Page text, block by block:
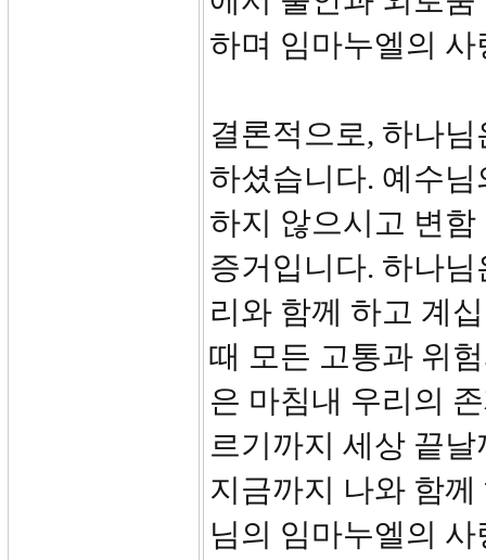
하며 임마누엘의
결론적으로, 하나
하셨습니다. 예수
하지 않으시고 변
증거입니다. 하나
리와 함께 하고 계
때 모든 고통과 위
은 마침내 우리의
르기까지 세상 끝
지금까지 나와 함
님의 임마누엘의